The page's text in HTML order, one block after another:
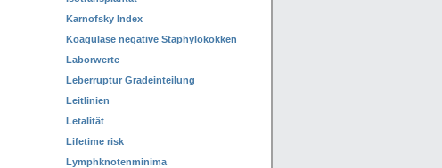
Karnofsky Index
Koagulase negative Staphylokokken
Laborwerte
Leberruptur Gradeinteilung
Leitlinien
Letalität
Lifetime risk
Lymphknotenminima